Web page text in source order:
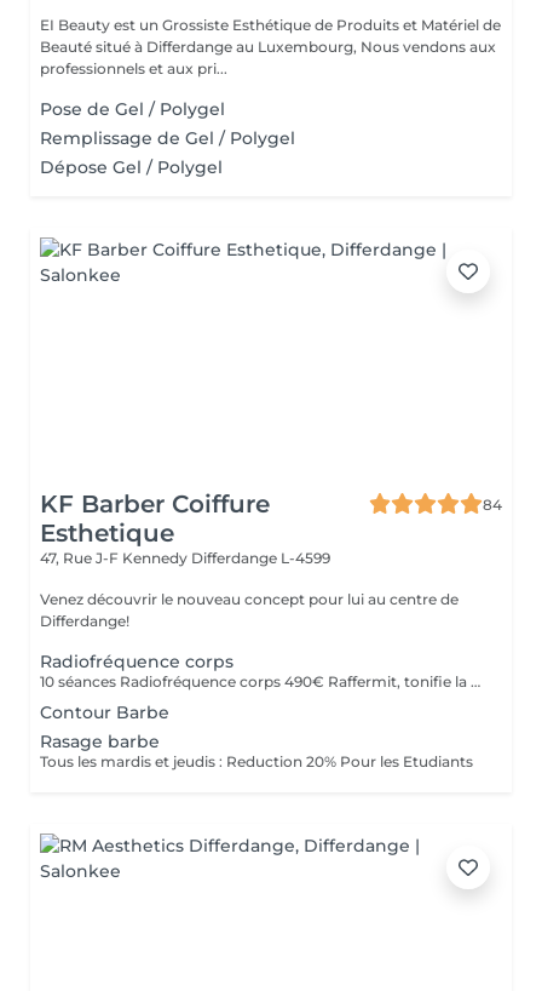
EI Beauty est un Grossiste Esthétique de Produits et Matériel de
Beauté situé à Differdange au Luxembourg, Nous vendons aux
professionnels et aux pri...
Pose de Gel / Polygel
Remplissage de Gel / Polygel
Dépose Gel / Polygel
KF Barber Coiffure
Esthetique
84
47, Rue J-F Kennedy Differdange L-4599
Venez découvrir le nouveau concept pour lui au centre de
Differdange!
Radiofréquence corps
10 séances Radiofréquence corps 490€ Raffermit, tonifie la peau . Reduction de la cellulite
Contour Barbe
Rasage barbe
Tous les mardis et jeudis : Reduction 20% Pour les Etudiants